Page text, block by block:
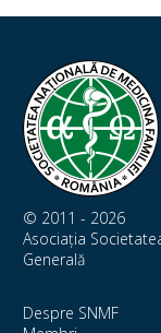
© 2011 - 2026
Asociația
Generală
Despre SNMF